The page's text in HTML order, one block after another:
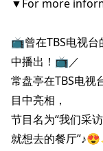
▼For more
📺️曾在TBS电视
中播出！📺️／
常盘亭在TBS电视
目中亮相，
节目名为“我们采
就想去的餐厅